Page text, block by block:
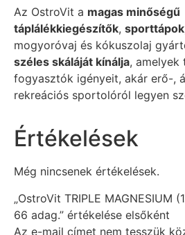
Az OstroVit a magas minőségű
táplálékkiegészítők,
mogyoróvaj és kókuszolaj
széles skáláját kínálja, amelyek
fogyasztók igényeit, akár erő-,
rekreációs sportolóról legyen
Értékelések
Még nincsenek értékelések.
„OstroVit TRIPLE MAGNESIUM
66 adag.” értékelése elsőként
Az e-mail címet nem tesszük